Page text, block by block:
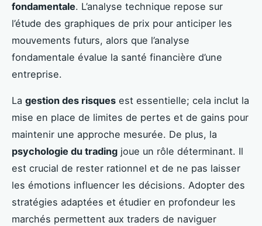
fondamentale. L’analyse technique repose sur
l’étude des graphiques de prix pour anticiper les
mouvements futurs, alors que l’analyse
fondamentale évalue la santé financière d’une
entreprise.
La gestion des risques est essentielle; cela inclut la
mise en place de limites de pertes et de gains pour
maintenir une approche mesurée. De plus, la
psychologie du trading joue un rôle déterminant. Il
est crucial de rester rationnel et de ne pas laisser
les émotions influencer les décisions. Adopter des
stratégies adaptées et étudier en profondeur les
marchés permettent aux traders de naviguer